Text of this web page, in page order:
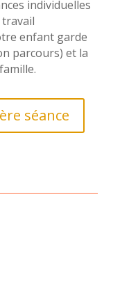
individuelles
enfant garde
parcours) et la
séance